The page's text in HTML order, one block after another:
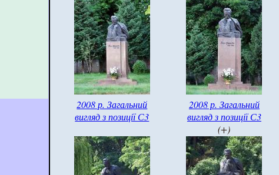
2008 р. Загальний
вигляд з позиції С3
2008 р. Загальний
вигляд з позиції С3
(+)